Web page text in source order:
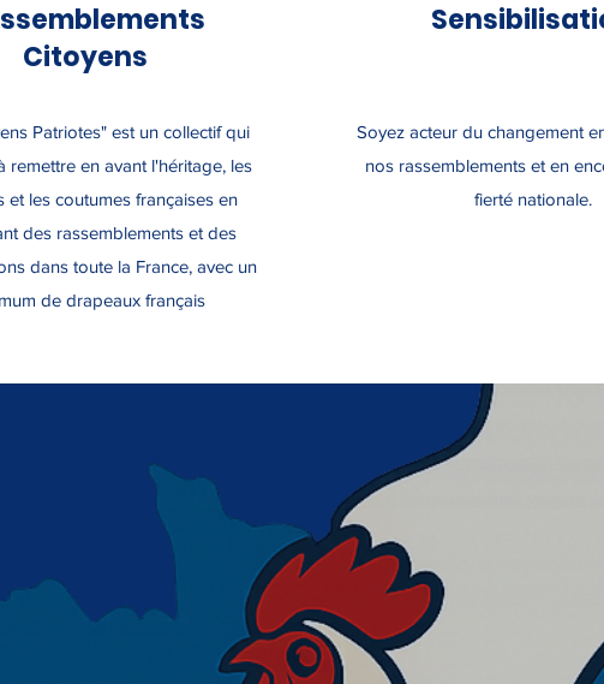
Citoyens
Patriotes" est un collectif qui
remettre en avant l'héritage, les
et les coutumes françaises en
des rassemblements et des
dans toute la France, avec un
de drapeaux français
Soyez acteur du changement
nos rassemblements et en
fierté nationale.